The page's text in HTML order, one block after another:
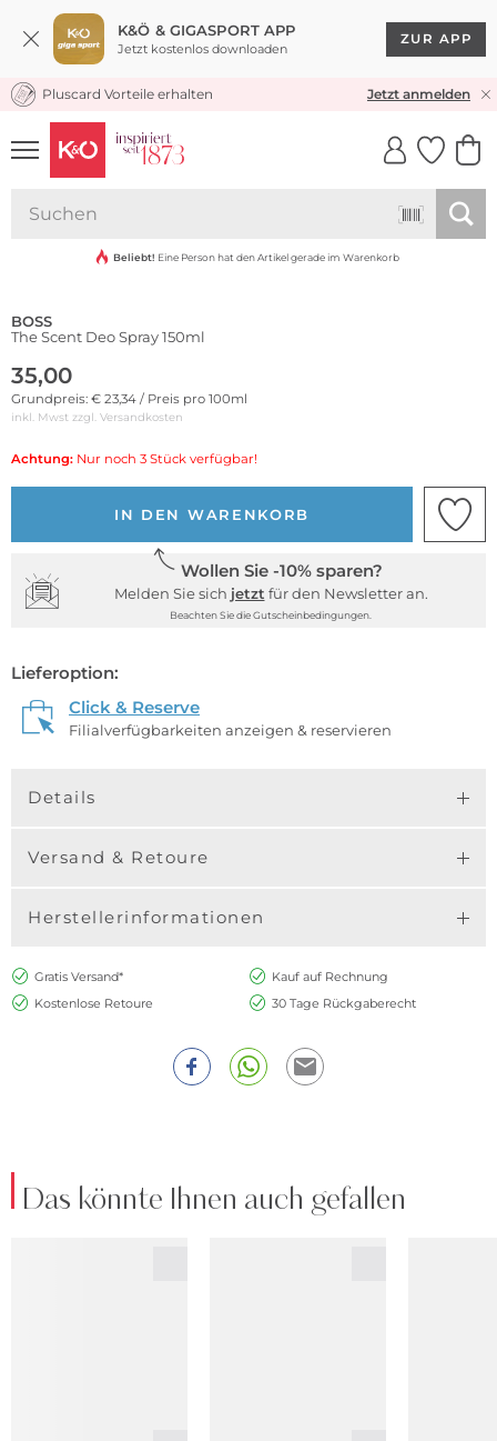
K&Ö & GIGASPORT APP
Jetzt kostenlos downloaden
ZUR APP
KOSTENLOSER VERSAND* & RÜCKVERSAND
Pluscard Vorteile erhalten Jetzt anmelden
UNSERE APP
CLICK &
Beliebt! Eine Person hat den Artikel gerade im Warenkorb
BOSS
The Scent Deo Spray 150ml
35,00
Grundpreis: € 23,34 / Preis pro 100ml
inkl. Mwst zzgl. Versandkosten
Achtung: Nur noch 3 Stück verfügbar!
IN DEN WARENKORB
Wollen Sie -10% sparen?
Melden Sie sich jetzt für den Newsletter an.
Beachten Sie die Gutscheinbedingungen.
Lieferoption:
Click & Reserve
Filialverfügbarkeiten anzeigen & reservieren
Details
Versand & Retoure
Herstellerinformationen
Gratis Versand*
Kauf auf Rechnung
Kostenlose Retoure
30 Tage Rückgaberecht
Das könnte Ihnen auch gefallen